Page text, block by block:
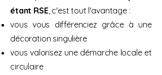
étant RSE, c'est tout l'avantage :
vous vous différenciez grâce à une
décoration singulière
vous valorisez une démarche locale et
circulaire